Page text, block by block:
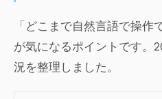
「どこまで自然言語で操
が気になるポイントです。
況を整理しました。